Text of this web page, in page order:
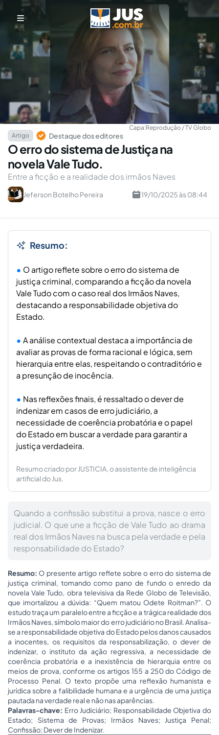
Capa:Reprodução / TV Globo
Artigo
Destaque dos editores
O erro do sistema de Justiça na
novela Vale Tudo.
Entre a ficção e a realidade dos irmãos Naves
Jeferson Botelho Pereira 19/10/2025 às 08:44
Resumo:
O artigo reflete sobre o erro do sistema de
justiça criminal, comparando a ficção da novela
Vale Tudo com o caso real dos Irmãos Naves,
destacando a responsabilidade objetiva do
Estado.
A análise contextual destaca a importância de
avaliar as provas de forma racional e lógica, sem
hierarquia entre elas, respeitando o contraditório e
a presunção de inocência.
Nas reflexões finais, é ressaltado o dever de
indenizar em casos de erro judiciário, a
necessidade de coerência probatória e o papel
do Estado em buscar a verdade para garantir a
justiça verdadeira.
Resumo criado por JUSTICIA, o assistente de inteligência
artificial do Jus.
Quando a confissão substitui a prova, nasce o erro
judicial. O que une a ficção de Vale Tudo ao drama
real dos Irmãos Naves na busca pela verdade e pela
responsabilidade do Estado?
Resumo: O presente artigo reflete sobre o erro do sistema de
justiça criminal, tomando como pano de fundo o enredo da
novela Vale Tudo, obra televisiva da Rede Globo de Televisão,
que imortalizou a dúvida: “Quem matou Odete Roitman?”. O
estudo traça um paralelo entre a ficção e a trágica realidade dos
Irmãos Naves, símbolo maior do erro judiciário no Brasil. Analisa-
se a responsabilidade objetiva do Estado pelos danos causados
a inocentes, os requisitos da responsabilização, o dever de
indenizar, o instituto da ação regressiva, a necessidade de
coerência probatória e a inexistência de hierarquia entre os
meios de prova, conforme os artigos 155 a 250 do Código de
Processo Penal. O texto propõe uma reflexão humanista e
jurídica sobre a falibilidade humana e a urgência de uma justiça
pautada na verdade real e não nas aparências.
Palavras-chave: Erro Judiciário; Responsabilidade Objetiva do
Estado; Sistema de Provas; Irmãos Naves; Justiça Penal;
Confissão; Dever de Indenizar.